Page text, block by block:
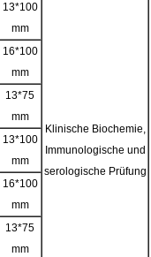
Klinische Biochemie,
Immunologische und
serologische Prüfung
13*100
mm
16*100
mm
13*75
mm
13*100
mm
16*100
mm
13*75
mm